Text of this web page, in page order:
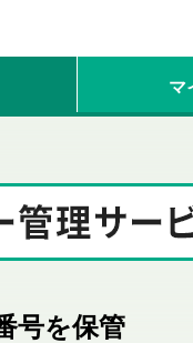
マ
号を保管